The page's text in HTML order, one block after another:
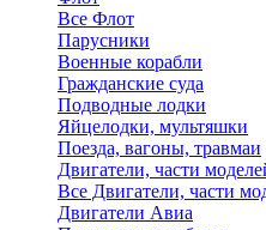
Все Флот
Парусники
Военные корабли
Гражданские суда
Подводные лодки
Яйцелодки, мультяшки
Поезда, вагоны, травмаи
Двигатели, части
Все Двигатели, части
Двигатели Авиа